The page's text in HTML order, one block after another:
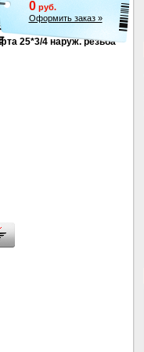
0руб.
Оформить заказ »
25*3/4 наруж. резьба